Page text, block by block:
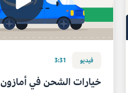
فيديو 3:31
خيارات الشحن في أمازون